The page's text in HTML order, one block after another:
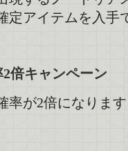
定アイテムを入手
倍キャンペーン
率が2倍になりま